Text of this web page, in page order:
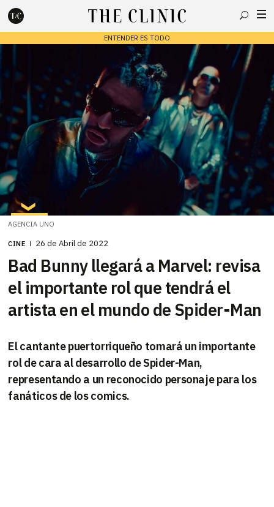
ENTENDER ES TODO
Escribe lo que deseas y presiona enter para buscar
AGENCIA UNO
CINE 26 de Abril de 2022
Bad Bunny llegará a Marvel: revisa
el importante rol que tendrá el
artista en el mundo de Spider-Man
El cantante puertorriqueño tomará un importante
rol de cara al desarrollo de Spider-Man,
representando a un reconocido personaje para los
fanáticos de los comics.